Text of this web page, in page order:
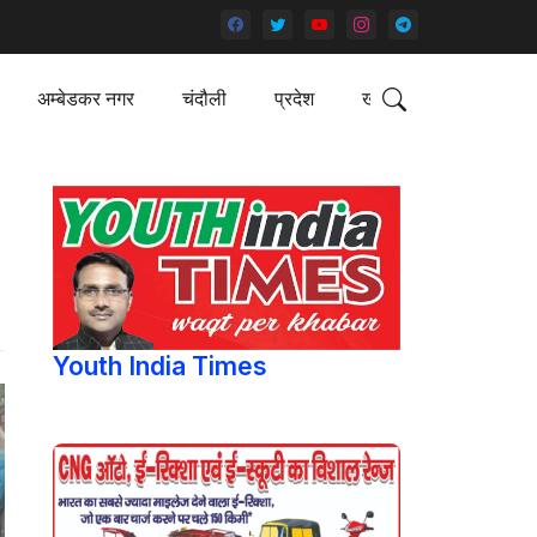
अम्बेडकर नगर चंदौली प्रदेश खेल
Youth India Times